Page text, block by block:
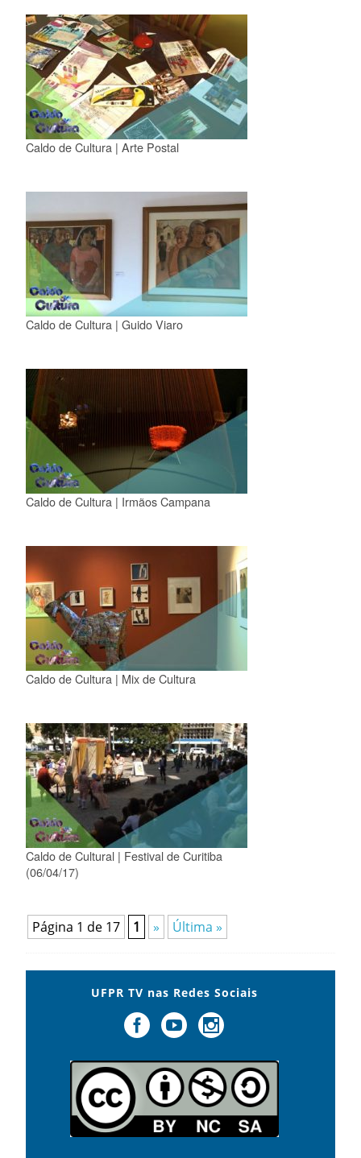
Caldo de Cultura | Arte Postal
Caldo de Cultura | Guido Viaro
Caldo de Cultura | Irmãos Campana
Caldo de Cultura | Mix de Cultura
Caldo de Cultural | Festival de Curitiba
(06/04/17)
Página 1 de 17 1 » Última »
UFPR TV nas Redes Sociais